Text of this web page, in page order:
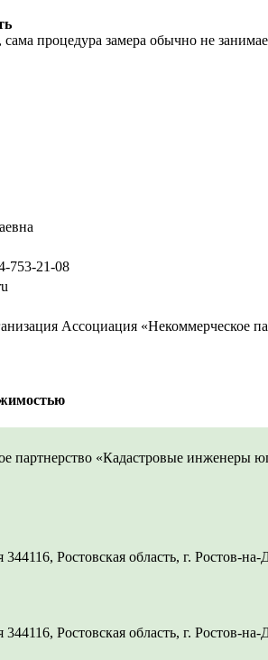
процедура замера обычно не
753-21-08
Ассоциация «Некоммерческое
партнерство «Кадастровые инженеры
Ростовская область, г. Ростов-на-
Ростовская область, г. Ростов-на-